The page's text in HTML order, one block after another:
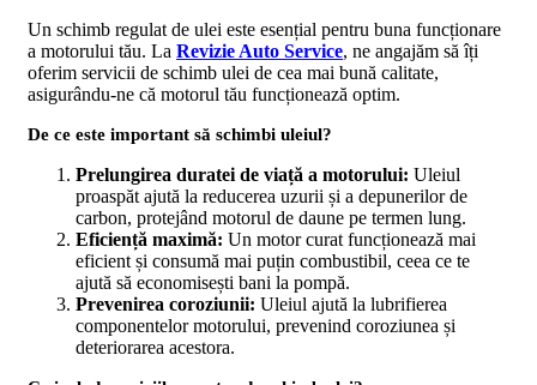
Un schimb regulat de ulei este esențial pentru buna funcționare
a motorului tău. La Revizie Auto Service, ne angajăm să îți
oferim servicii de schimb ulei de cea mai bună calitate,
asigurându-ne că motorul tău funcționează optim.
De ce este important să schimbi uleiul?
Prelungirea duratei de viață a motorului: Uleiul
proaspăt ajută la reducerea uzurii și a depunerilor de
carbon, protejând motorul de daune pe termen lung.
Eficiență maximă: Un motor curat funcționează mai
eficient și consumă mai puțin combustibil, ceea ce te
ajută să economisești bani la pompă.
Prevenirea coroziunii: Uleiul ajută la lubrifierea
componentelor motorului, prevenind coroziunea și
deteriorarea acestora.